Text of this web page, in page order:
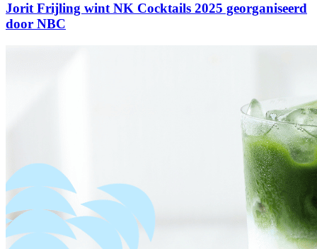
Jorit Frijling wint NK Cocktails 2025 georganiseerd
door NBC